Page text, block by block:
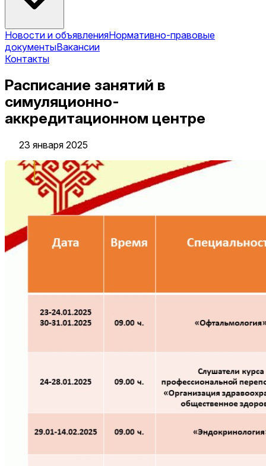
Новости и объявленияНормативно-правовые
документыВакансии
Контакты
Расписание занятий в
симуляционно-
аккредитационном центре
23 января 2025